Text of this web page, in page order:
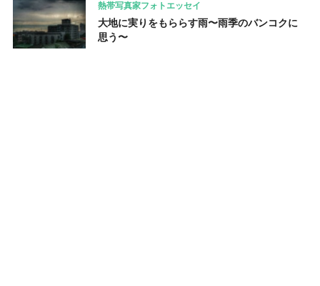
熱帯写真家フォトエッセイ
大地に実りをもららす雨〜雨季のバンコクに
思う〜